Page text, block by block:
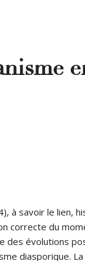
à savoir le lien,
correcte du
des évolutions
diasporique.